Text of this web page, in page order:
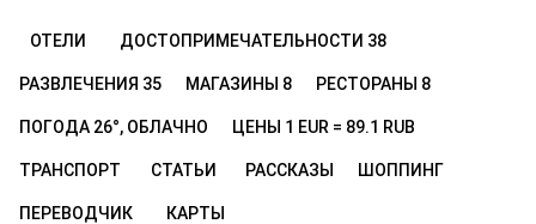
ОТЕЛИ ДОСТОПРИМЕЧАТЕЛЬНОСТИ 38
РАЗВЛЕЧЕНИЯ 35 МАГАЗИНЫ 8 РЕСТОРАНЫ 8
ПОГОДА 26°, ОБЛАЧНО ЦЕНЫ 1 EUR = 89.1 RUB
ТРАНСПОРТ СТАТЬИ РАССКАЗЫ ШОППИНГ
ПЕРЕВОДЧИК КАРТЫ